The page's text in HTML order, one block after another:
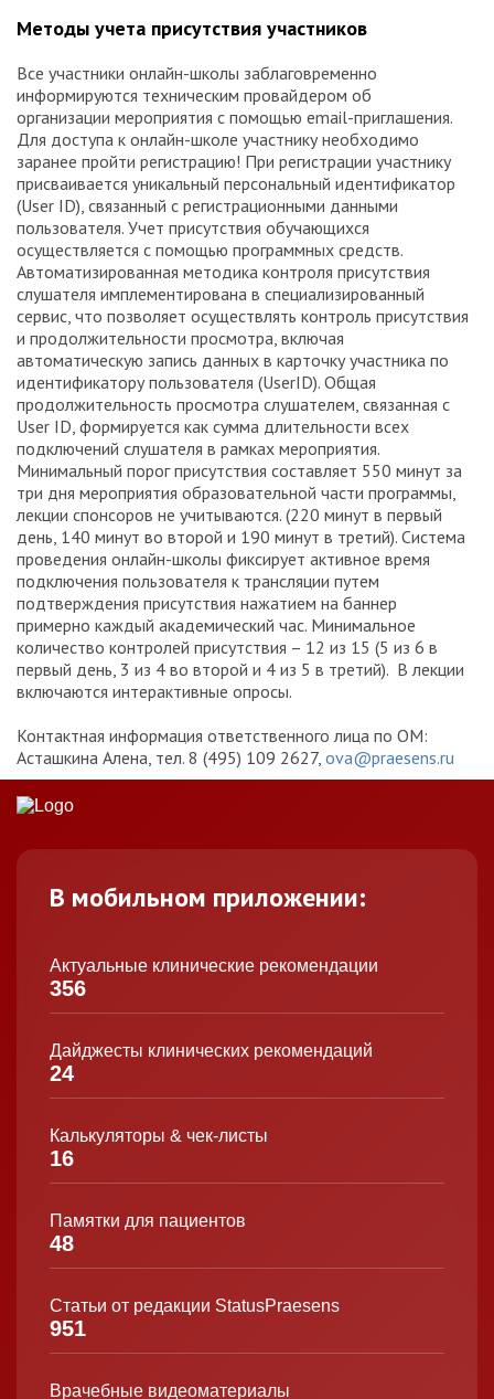
Методы учета присутствия участников
Все участники онлайн-школы заблаговременно
информируются техническим провайдером об
организации мероприятия с помощью email-приглашения.
Для доступа к онлайн-школе участнику необходимо
заранее пройти регистрацию! При регистрации участнику
присваивается уникальный персональный идентификатор
(User ID), связанный с регистрационными данными
пользователя. Учет присутствия обучающихся
осуществляется с помощью программных средств.
Автоматизированная методика контроля присутствия
слушателя имплементирована в специализированный
сервис, что позволяет осуществлять контроль присутствия
и продолжительности просмотра, включая
автоматическую запись данных в карточку участника по
идентификатору пользователя (UserID). Общая
продолжительность просмотра слушателем, связанная с
User ID, формируется как сумма длительности всех
подключений слушателя в рамках мероприятия.
Минимальный порог присутствия составляет 550 минут за
три дня мероприятия образовательной части программы,
лекции спонсоров не учитываются. (220 минут в первый
день, 140 минут во второй и 190 минут в третий). Система
проведения онлайн-школы фиксирует активное время
подключения пользователя к трансляции путем
подтверждения присутствия нажатием на баннер
примерно каждый академический час. Минимальное
количество контролей присутствия – 12 из 15 (5 из 6 в
первый день, 3 из 4 во второй и 4 из 5 в третий). В лекции
включаются интерактивные опросы.
Контактная информация ответственного лица по ОМ:
Асташкина Алена, тел. 8 (495) 109 2627, ova@praesens.ru
В мобильном приложении:
Актуальные клинические рекомендации
356
Дайджесты клинических рекомендаций
24
Калькуляторы & чек-листы
16
Памятки для пациентов
48
Статьи от редакции StatusPraesens
951
Врачебные видеоматериалы